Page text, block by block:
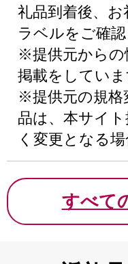
礼品到着後、
ラベルをご確認
※提供元からの
掲載をしていま
※提供元の規格
品は、本サイ
く変更となる
すべて